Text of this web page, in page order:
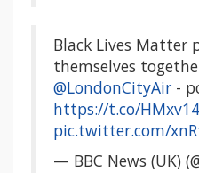
Black Lives Matter
themselves
@LondonCityAir -
https://t.co/
pic.twitter.com/
— BBC News (UK)